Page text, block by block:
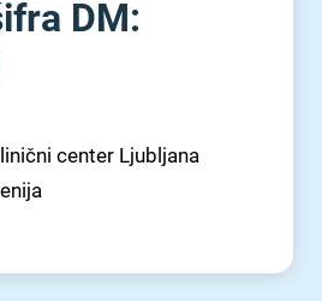
DM:
center Ljubljana